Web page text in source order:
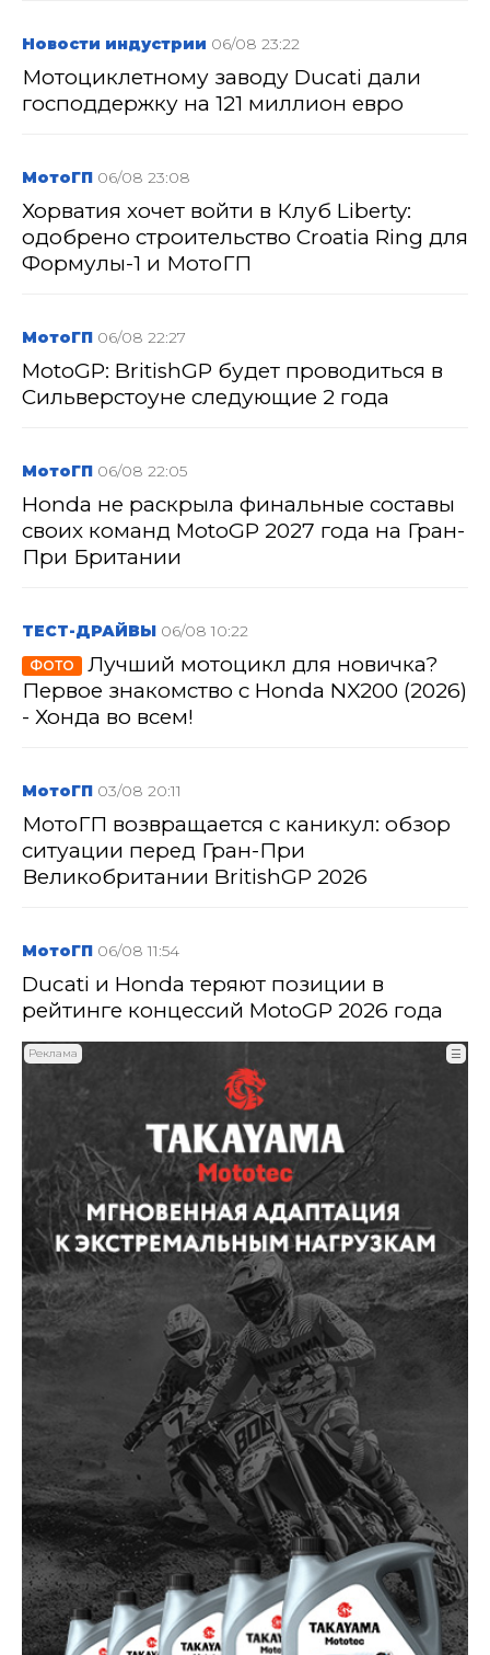
Новости индустрии 06/08 23:22
Мотоциклетному заводу Ducati дали
господдержку на 121 миллион евро
МотоГП 06/08 23:08
Хорватия хочет войти в Клуб Liberty:
одобрено строительство Croatia Ring для
Формулы-1 и МотоГП
МотоГП 06/08 22:27
MotoGP: BritishGP будет проводиться в
Сильверстоуне следующие 2 года
МотоГП 06/08 22:05
Honda не раскрыла финальные составы
своих команд MotoGP 2027 года на Гран-
При Британии
ТЕСТ-ДРАЙВЫ 06/08 10:22
ФОТО
Лучший мотоцикл для новичка?
Первое знакомство с Honda NX200 (2026)
- Хонда во всем!
МотоГП 03/08 20:11
МотоГП возвращается с каникул: обзор
ситуации перед Гран-При
Великобритании BritishGP 2026
МотоГП 06/08 11:54
Ducati и Honda теряют позиции в
рейтинге концессий MotoGP 2026 года
Реклама ☰